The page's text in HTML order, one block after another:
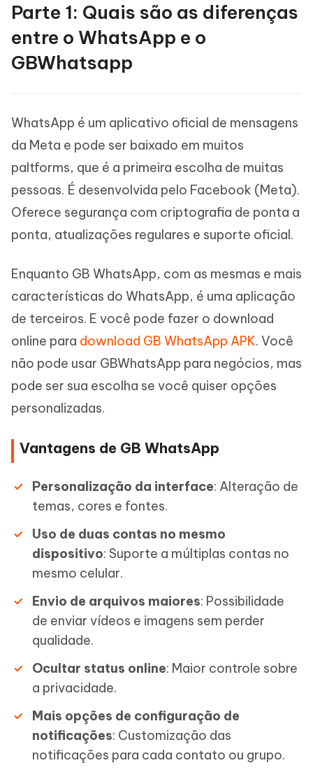
Parte 1: Quais são as diferenças
entre o WhatsApp e o
GBWhatsapp
WhatsApp é um aplicativo oficial de mensagens
da Meta e pode ser baixado em muitos
paltforms, que é a primeira escolha de muitas
pessoas. É desenvolvida pelo Facebook (Meta).
Oferece segurança com criptografia de ponta a
ponta, atualizações regulares e suporte oficial.
Enquanto GB WhatsApp, com as mesmas e mais
características do WhatsApp, é uma aplicação
de terceiros. E você pode fazer o download
online para download GB WhatsApp APK. Você
não pode usar GBWhatsApp para negócios, mas
pode ser sua escolha se você quiser opções
personalizadas.
Vantagens de GB WhatsApp
Personalização da interface: Alteração de
temas, cores e fontes.
Uso de duas contas no mesmo
dispositivo: Suporte a múltiplas contas no
mesmo celular.
Envio de arquivos maiores: Possibilidade
de enviar vídeos e imagens sem perder
qualidade.
Ocultar status online: Maior controle sobre
a privacidade.
Mais opções de configuração de
notificações: Customização das
notificações para cada contato ou grupo.